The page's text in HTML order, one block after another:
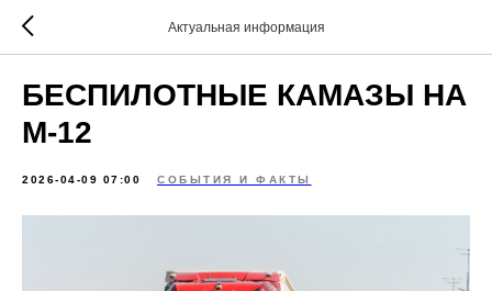
Актуальная информация
БЕСПИЛОТНЫЕ КАМАЗЫ НА
М-12
2026-04-09 07:00 СОБЫТИЯ И ФАКТЫ